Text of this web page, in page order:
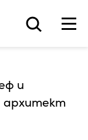
и
архитект